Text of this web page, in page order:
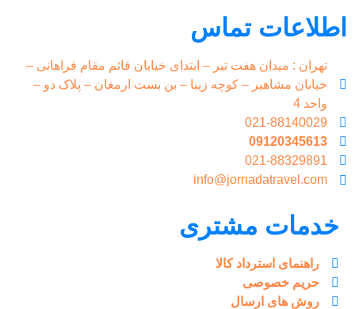
اطلاعات تماس
تهران : میدان هفت تیر – ابتدای خیابان قائم مقام فراهانی –
خیابان مشاهیر – کوچه زیبا – بن بست ارمغان – پلاک دو –
واحد 4
021-88140029
09120345613
021-88329891
info@jornadatravel.com
خدمات مشتری
راهنمای استرداد کالا
حریم خصوصی
روش های ارسال